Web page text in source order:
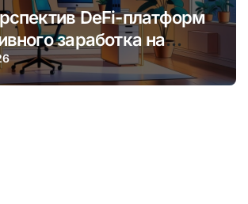
DeFi-платформ
заработка на
стейкингах